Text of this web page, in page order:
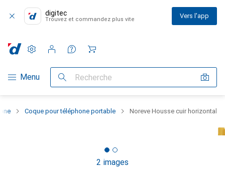
digitec
Trouvez et commandez plus vite Vers l'app
Navigation par catégorie
Menu Recherche
Paramètres
Compte client
Listes de comparaison
Listes d'envies
Panier
Coque pour téléphone portable Noreve Housse cuir horizontal
2 images